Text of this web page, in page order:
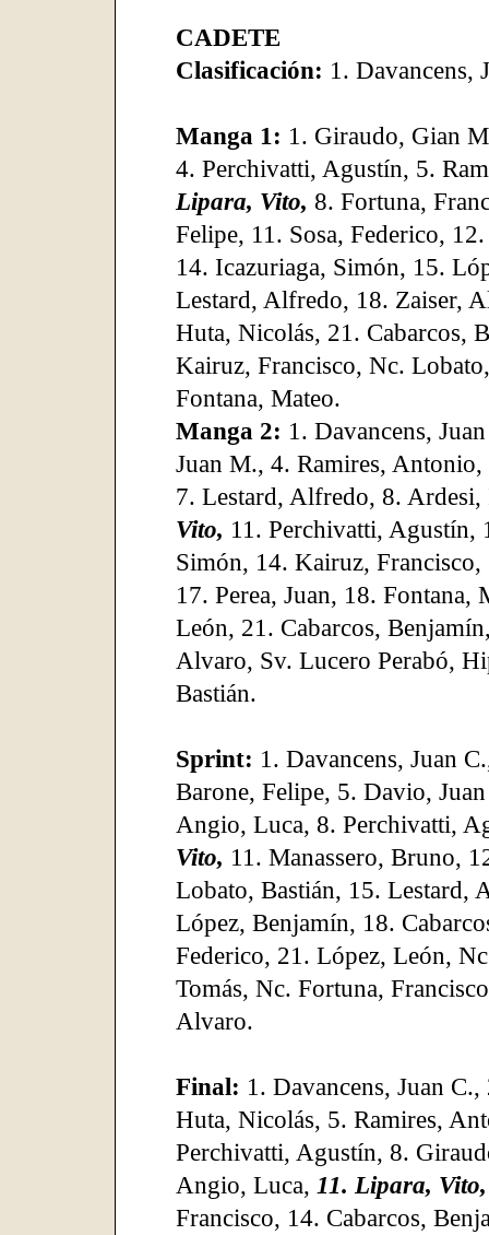
CADETE
Clasificación: 1. Davancens,
Manga 1: 1. Giraudo, Gian
4. Perchivatti, Agustín, 5.
Lipara, Vito, 8. Fortuna,
Felipe, 11. Sosa, Federico,
14. Icazuriaga, Simón, 15.
Lestard, Alfredo, 18. Zaiser,
Huta, Nicolás, 21. Cabarcos,
Kairuz, Francisco, Nc.
Fontana, Mateo.
Manga 2: 1. Davancens,
Juan M., 4. Ramires,
7. Lestard, Alfredo, 8.
Vito, 11. Perchivatti, Agustín,
Simón, 14. Kairuz,
17. Perea, Juan, 18.
León, 21. Cabarcos,
Alvaro, Sv. Lucero Perabó,
Bastián.
Sprint: 1. Davancens, Juan
Barone, Felipe, 5. Davio,
Angio, Luca, 8. Perchivatti,
Vito, 11. Manassero, Bruno,
Lobato, Bastián, 15. Lestard,
López, Benjamín, 18.
Federico, 21. López, León,
Tomás, Nc. Fortuna,
Alvaro.
Final: 1. Davancens, Juan
Huta, Nicolás, 5. Ramires,
Perchivatti, Agustín, 8.
Angio, Luca, 11. Lipara, Vito,
Francisco, 14. Cabarcos,